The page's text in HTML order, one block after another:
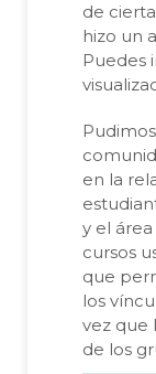
de
hizo un
Puedes
en la
y el
cursos
que
los
vez que
de los